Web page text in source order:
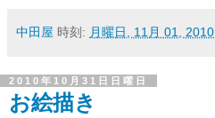
中田屋 時刻: 月曜日, 11月 01, 2010
2010年10月31日日曜日
お絵描き